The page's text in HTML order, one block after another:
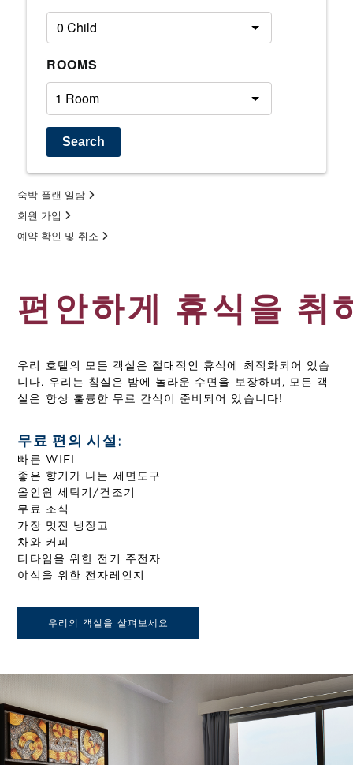
ROOMS
Search
숙박 플랜 일람
회원 가입
예약 확인 및 취소
편안하게 휴식을 취
우리 호텔의 모든 객실은 절대적인 휴식에 최적화되어 있습
니다. 우리는 침실은 밤에 놀라운 수면을 보장하며, 모든 객
실은 항상 훌륭한 무료 간식이 준비되어 있습니다!
무료 편의 시설:
빠른 WIFI
좋은 향기가 나는 세면도구
올인원 세탁기/건조기
무료 조식
가장 멋진 냉장고
차와 커피
티타임을 위한 전기 주전자
야식을 위한 전자레인지
우리의 객실을 살펴보세요